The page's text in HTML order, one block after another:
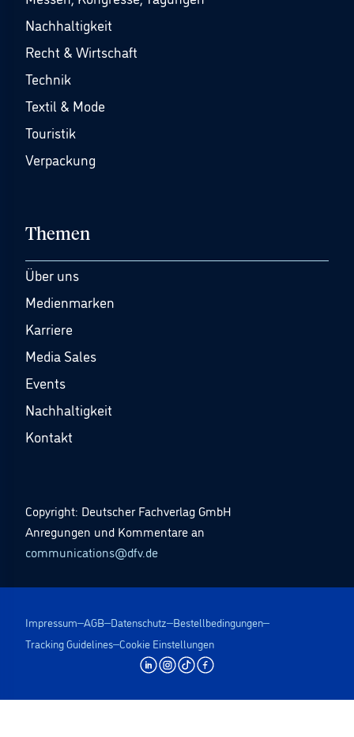
Nachhaltigkeit
Recht & Wirtschaft
Technik
Textil & Mode
Touristik
Verpackung
Themen
Über uns
Medienmarken
Karriere
Media Sales
Events
Nachhaltigkeit
Kontakt
Copyright: Deutscher Fachverlag GmbH
Anregungen und Kommentare an
communications@dfv.de
Impressum AGB Datenschutz Bestellbedingungen
Tracking Guidelines Cookie Einstellungen